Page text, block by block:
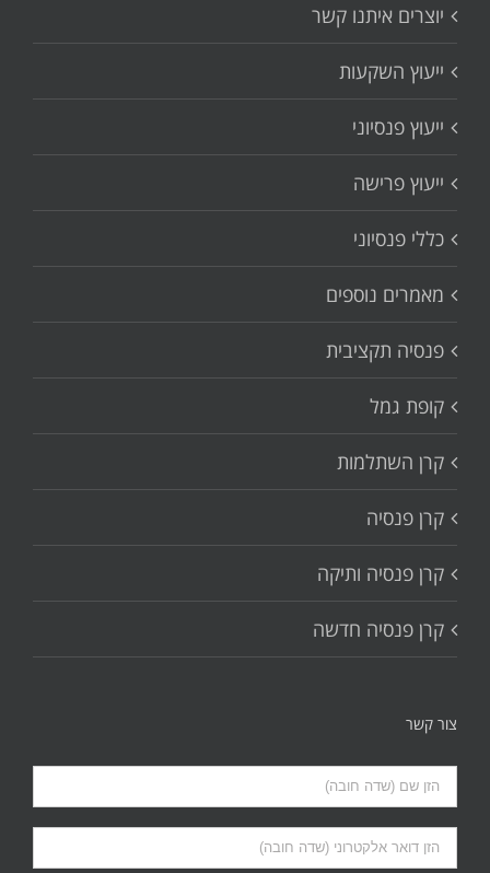
יוצרים איתנו קשר
ייעוץ השקעות
ייעוץ פנסיוני
ייעוץ פרישה
כללי פנסיוני
מאמרים נוספים
פנסיה תקציבית
קופת גמל
קרן השתלמות
קרן פנסיה
קרן פנסיה ותיקה
קרן פנסיה חדשה
צור קשר